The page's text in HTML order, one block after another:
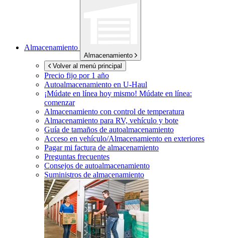
Almacenamiento
Almacenamiento
Volver al menú principal
Precio fijo por 1 año
Autoalmacenamiento en U-Haul
¡Múdate en línea hoy mismo! Múdate en línea:
comenzar
Almacenamiento con control de temperatura
Almacenamiento para RV, vehículo y bote
Guía de tamaños de autoalmacenamiento
Acceso en vehículo/Almacenamiento en exteriores
Pagar mi factura de almacenamiento
Preguntas frecuentes
Consejos de autoalmacenamiento
Suministros de almacenamiento